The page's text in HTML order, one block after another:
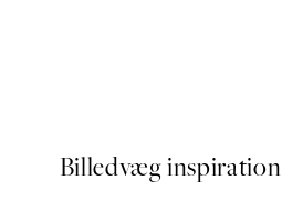
Billedvæg inspiration